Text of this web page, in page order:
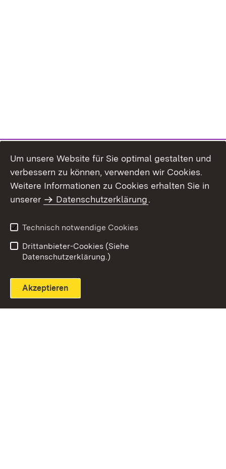
Themenübersicht
Um unsere Website für Sie optimal gestalten und
verbessern zu können, verwenden wir Cookies.
Weitere Informationen zu Cookies erhalten Sie in
unserer
Datenschutzerklärung.
Technisch notwendige Cookies
Drittanbieter-Cookies (Siehe
Datenschutzerklärung.)
Akzeptieren